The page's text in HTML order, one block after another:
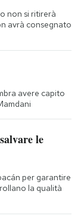
non si ritirerà
avrà consegnato
avere capito
le
per garantire
la qualità